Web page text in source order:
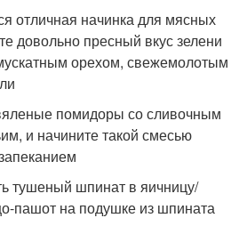
отличная начинка для мясных
довольно пресный вкус зелени
орехом, свежемолотым
помидоры со сливочным
и начините такой смесью
тушеный шпинат в яичницу/
пашот на подушке из шпината